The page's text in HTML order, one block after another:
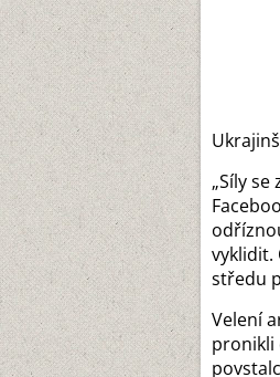
„Síly
vyklidit.
středu
Velení
pronikli